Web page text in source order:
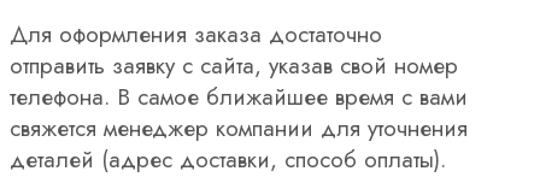
Для оформления заказа достаточно
отправить заявку с сайта, указав свой номер
телефона. В самое ближайшее время с вами
свяжется менеджер компании для уточнения
деталей (адрес доставки, способ оплаты).